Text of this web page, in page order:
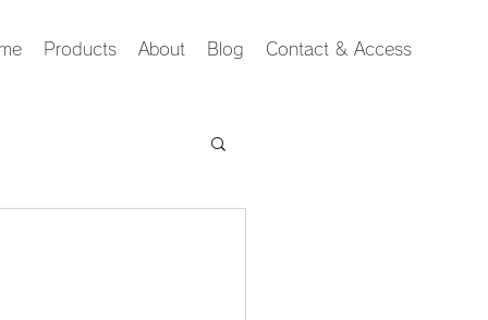
Products About Blog Contact & Access